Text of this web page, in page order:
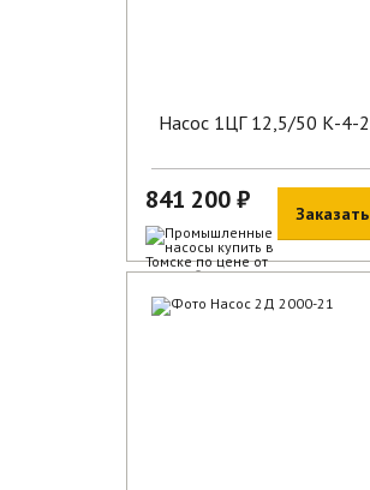
Насос 1ЦГ 12,5/50 К-4-2
841 200 ₽
В наличии
Заказать